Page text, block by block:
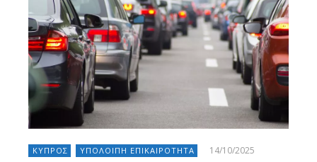
ΚΥΠΡΟΣ ΥΠΟΛΟΙΠΗ ΕΠΙΚΑΙΡΟΤΗΤΑ 14/10/2025